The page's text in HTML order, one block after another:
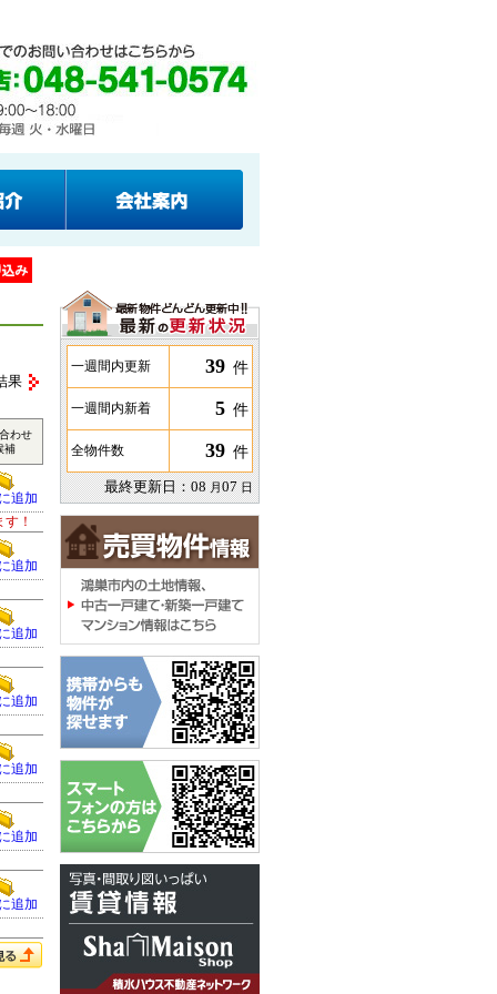
一週間内更新 39 件
一週間内新着 5 件
全物件数 39 件
最終更新日：08 月07 日
果
わせ
補
追加
！
追加
追加
追加
追加
追加
追加